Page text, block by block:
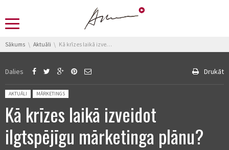
You are here:
Sākums Aktuāli Kā krīzes laikā izveidot ilgtspējīgu mārketinga plānu?
Dalies Drukāt
Posted in:
AKTUĀLI MĀRKETINGS
Kā krīzes laikā izveidot
ilgtspējīgu mārketinga plānu?